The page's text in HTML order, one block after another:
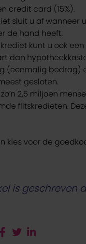
credit card (15%).
sluit u af wanneer
de hand heeft.
kunt u ook
dan
(eenmalig
gesloten.
2,5 miljoen
flitskredieten.
kies voor de
is geschreven